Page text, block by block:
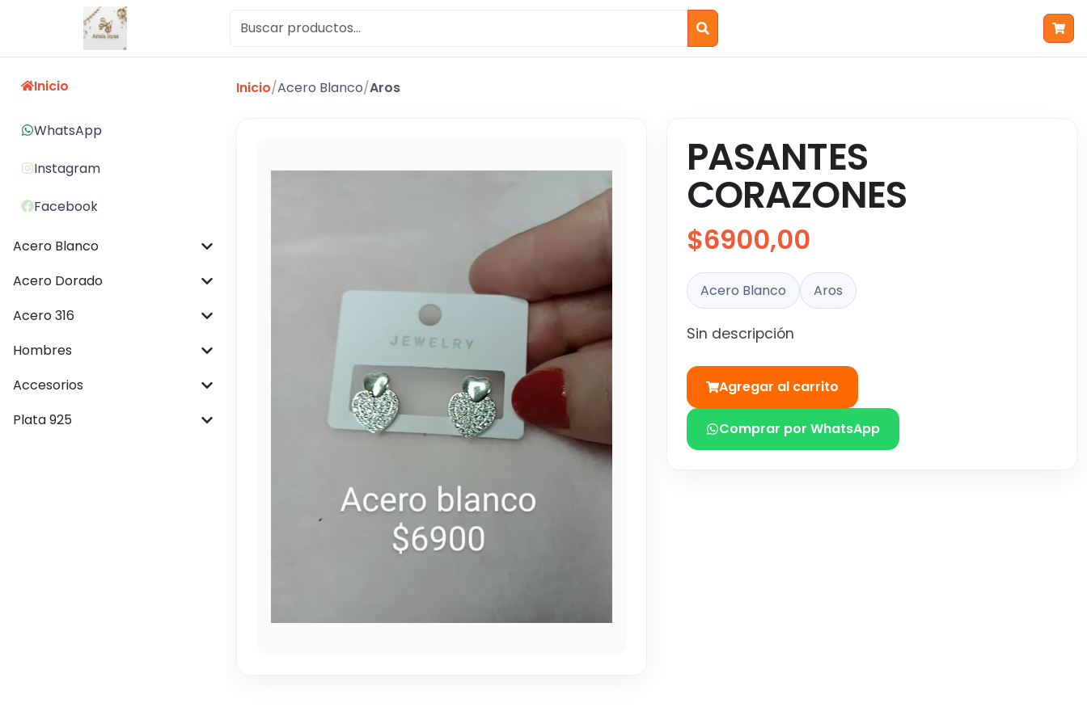
Inicio
WhatsApp
Instagram
Facebook
Acero Blanco
Acero Dorado
Acero 316
Hombres
Accesorios
Plata 925
Inicio/Acero Blanco/Aros
PASANTES
CORAZONES
$6900,00
Acero Blanco Aros
Sin descripción
Agregar al carrito
Comprar por WhatsApp